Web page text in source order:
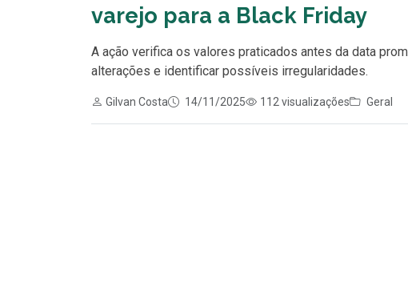
varejo para a Black Friday
A ação verifica os valores praticados antes da data
alterações e identificar possíveis irregularidades.
Gilvan Costa 14/11/2025 112 visualizações Geral